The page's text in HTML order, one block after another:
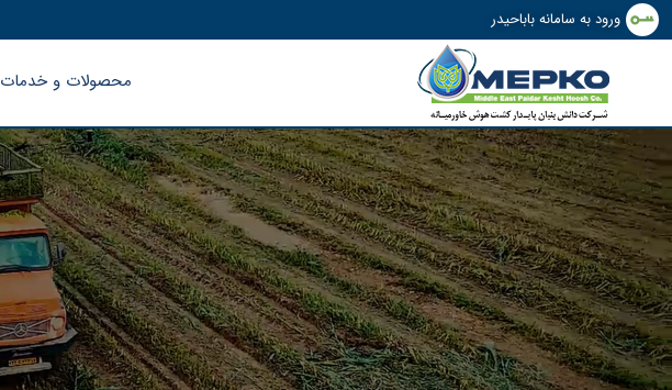
ورود به سامانه باباحیدر
محصولات و خدمات